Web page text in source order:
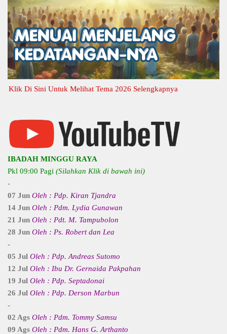
Di Sini Untuk Melihat Tema 2026 Selengkapnya
IBADAH MINGGU RAYA
Pkl 09:00 Pagi (Silahkan Klik di bawah ini)
-
07 Jun Oleh : Pdp. Kiran Tjandra
14 Jun Oleh : Pdm. Lydia Gunawan
21 Jun Oleh : Pdt. M. Tampubolon
28 Jun Oleh : Ps. Robert dan Lea
-
05 Jul Oleh : Pdp. Andreas Sutomo
12 Jul Oleh : Ibu Dr. Gernaida Pakpahan
19 Jul Oleh : Pdp. Septadonai
26 Jul Oleh : Pdp. Derson Marbun
-
02 Ags Oleh : Pdm. Tommy Samsu
09 Ags Oleh : Pdm. Hans G. Arthanto